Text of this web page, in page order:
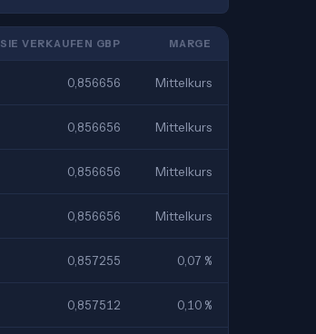
SIE VERKAUFEN GBP MARGE
0,856656 Mittelkurs
0,856656 Mittelkurs
0,856656 Mittelkurs
0,856656 Mittelkurs
0,857255 0,07 %
0,857512 0,10 %